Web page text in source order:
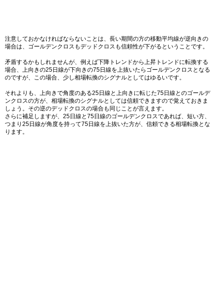
注意しておかなければならないことは、長い期間の方の移動平均線が逆向きの
場合は、ゴールデンクロスもデッドクロスも信頼性が下がるということです。
矛盾するかもしれませんが、例えば下降トレンドから上昇トレンドに転換する
場合、上向きの25日線が下向きの75日線を上抜いたらゴールデンクロスとなる
のですが、この場合、少し相場転換のシグナルとしてはゆるいです。
それよりも、上向きで角度のある25日線と上向きに転じた75日線とのゴールデ
ンクロスの方が、相場転換のシグナルとしては信頼できますので覚えておきま
しょう。その逆のデッドクロスの場合も同じことが言えます。
さらに補足しますが、25日線と75日線のゴールデンクロスであれば、短い方、
つまり25日線が角度を持って75日線を上抜いた方が、信頼できる相場転換とな
ります。